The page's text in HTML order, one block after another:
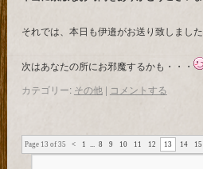
それでは、本日も伊邉がお送り致しました
次はあなたの所にお邪魔するかも・・・
カテゴリー: その他 | コメントする
Page 13 of 35 < 1 ... 8 9 10 11 12 13 14 15